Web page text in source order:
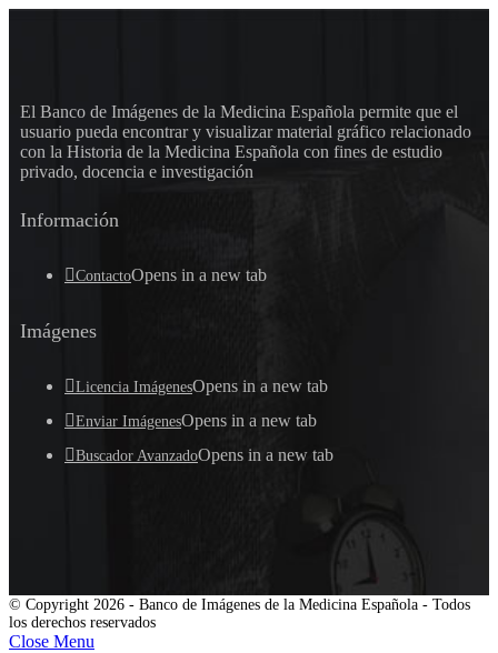
El Banco de Imágenes de la Medicina Española permite que el
usuario pueda encontrar y visualizar material gráfico relacionado
con la Historia de la Medicina Española con fines de estudio
privado, docencia e investigación
Información
ContactoOpens in a new tab
Imágenes
Licencia ImágenesOpens in a new tab
Enviar ImágenesOpens in a new tab
Buscador AvanzadoOpens in a new tab
© Copyright 2026 - Banco de Imágenes de la Medicina Española - Todos
los derechos reservados
Close Menu